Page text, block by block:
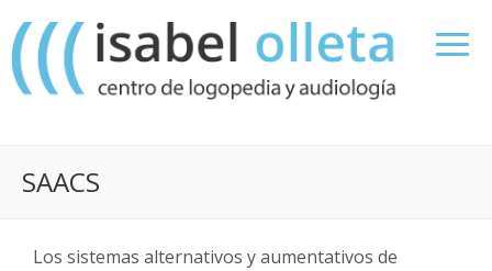
SAACS
Los sistemas alternativos y aumentativos de